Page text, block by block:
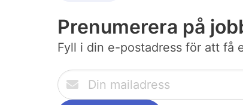
Prenumerera på
Fyll i din e-postadress för att få